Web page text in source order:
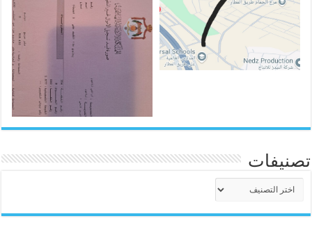
تصنيفات
تصنيفات